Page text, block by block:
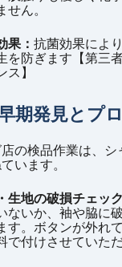
せん。
果： 抗菌効果によ
を防ぎます【第三
ス】
期発見とプ
の検品作業は、シ
います。
生地の破損チェック
ないか、袖や脇に
す。ボタンが外れ
で付けさせていた